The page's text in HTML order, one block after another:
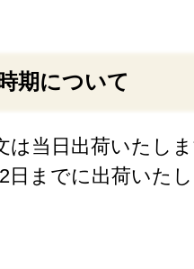
期について
は当日出荷いたし
日までに出荷いた